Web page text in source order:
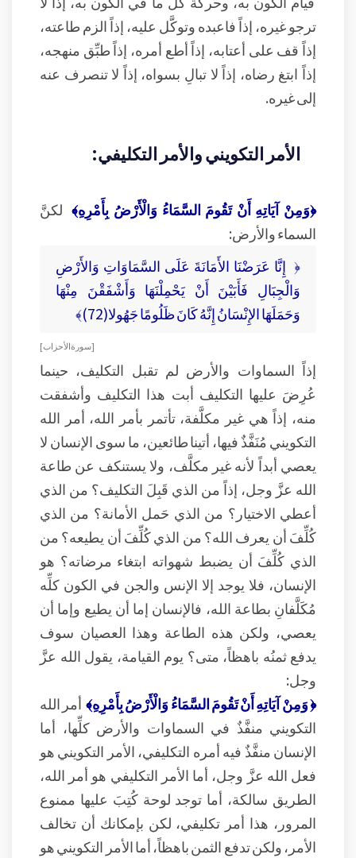
ترجو غيره، إذاً فاعبده وتوكَّل عليه، إذاً الزم طاعته،
إذاً قف على أعتابه، إذاً أطع أمره، إذاً طبِّق منهجه،
إذاً ابتغ رضاه، إذاً لا تبالِ بسواه، إذاً لا تنصرف عنه
إلى غيره.
الأمر التكويني والأمر التكليفي:
﴿وَمِنْ آيَاتِهِ أَنْ تَقُومَ السَّمَاءُ وَالْأَرْضُ بِأَمْرِهِ﴾ لكنَّ
السماء والأرض:
﴿ إِنَّا عَرَضْنَا الأَمَانَةَ عَلَى السَّمَاوَاتِ وَالأَرْضِ
وَالْجِبَالِ فَأَبَيْنَ أَنْ يَحْمِلْنَهَا وَأَشْفَقْنَ مِنْهَا
وَحَمَلَهَا الإِنْسَانُ إِنَّهُ كَانَ ظَلُومًا جَهُولا(72)﴾
[ سورة الأحزاب ]
إذاً السماوات والأرض لم تقبل التكليف، حينما
عُرِضَ عليها التكليف أبت هذا التكليف وأشفقت
منه، إذاً هي غير مكلَّفة، تأتمر بأمر الله، أمر الله
التكويني مُنَفَّذٌ فيها، أتينا طائعين، ما سوى الإنسان لا
يعصي أبداً لأنه غير مكلَّف، ولا يستنكف عن طاعة
الله عزَّ وجل، إذاً من الذي قَبِلَ التكليف؟ من الذي
أعطي الاختيار؟ من الذي حَمل الأمانة؟ من الذي
كُلِّفَ أن يعرف الله؟ من الذي كُلِّفَ أن يطيعه؟ من
الذي كُلِّفَ أن يضبط شهواته ابتغاء مرضاته؟ هو
الإنسان، فلا يوجد إلا الإنس والجن في الكون كلِّه
مُكَلَّفانِ بطاعة الله، فالإنسان إما أن يطيع وإما أن
يعصي، ولكن هذه الطاعة وهذا العصيان سوف
يدفع ثمنُه باهظاً، متى؟ يوم القيامة، يقول الله عزَّ
وجل:
﴿ وَمِنْ آيَاتِهِ أَنْ تَقُومَ السَّمَاءُ وَالْأَرْضُ بِأَمْرِهِ﴾ أمر الله
التكويني منفَّذٌ في السماوات والأرض كلِّها، أما
الإنسان منفَّذٌ فيه أمره التكليفي، الأمر التكويني هو
فعل الله عزَّ وجل، أما الأمر التكليفي هو أمر الله،
الطريق سالكة، أما توجد لوحة كُتِبَ عليها ممنوع
المرور، هذا أمر تكليفي، لكن بإمكانك أن تخالف
الأمر، ولكن تدفع الثمن باهظاً، أما الأمر التكويني هو